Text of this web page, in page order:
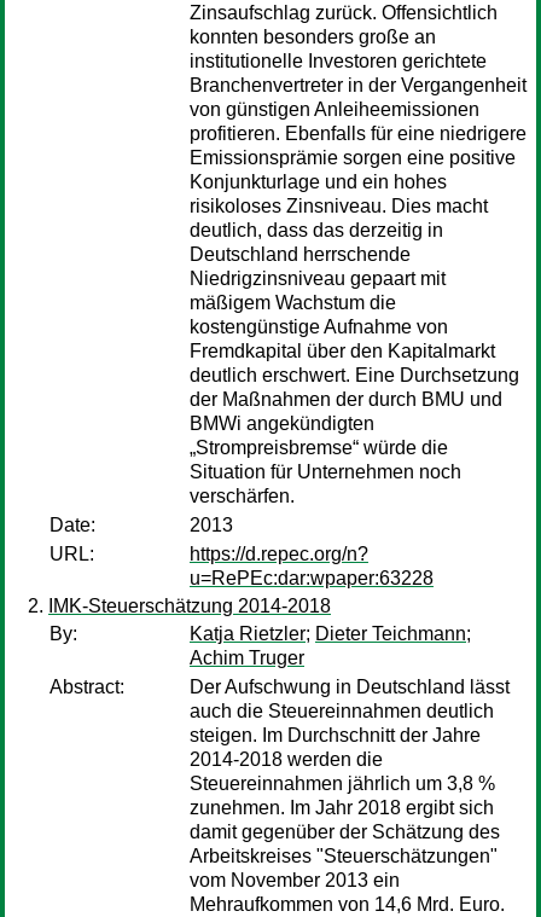
Zinsaufschlag zurück. Offensichtlich
konnten besonders große an
institutionelle Investoren gerichtete
Branchenvertreter in der Vergangenheit
von günstigen Anleiheemissionen
profitieren. Ebenfalls für eine niedrigere
Emissionsprämie sorgen eine positive
Konjunkturlage und ein hohes
risikoloses Zinsniveau. Dies macht
deutlich, dass das derzeitig in
Deutschland herrschende
Niedrigzinsniveau gepaart mit
mäßigem Wachstum die
kostengünstige Aufnahme von
Fremdkapital über den Kapitalmarkt
deutlich erschwert. Eine Durchsetzung
der Maßnahmen der durch BMU und
BMWi angekündigten
„Strompreisbremse“ würde die
Situation für Unternehmen noch
verschärfen.
Date:
2013
URL:
https://d.repec.org/n?
u=RePEc:dar:wpaper:63228
IMK-Steuerschätzung 2014-2018
By:
Katja Rietzler; Dieter Teichmann;
Achim Truger
Abstract:
Der Aufschwung in Deutschland lässt
auch die Steuereinnahmen deutlich
steigen. Im Durchschnitt der Jahre
2014-2018 werden die
Steuereinnahmen jährlich um 3,8 %
zunehmen. Im Jahr 2018 ergibt sich
damit gegenüber der Schätzung des
Arbeitskreises "Steuerschätzungen"
vom November 2013 ein
Mehraufkommen von 14,6 Mrd. Euro.